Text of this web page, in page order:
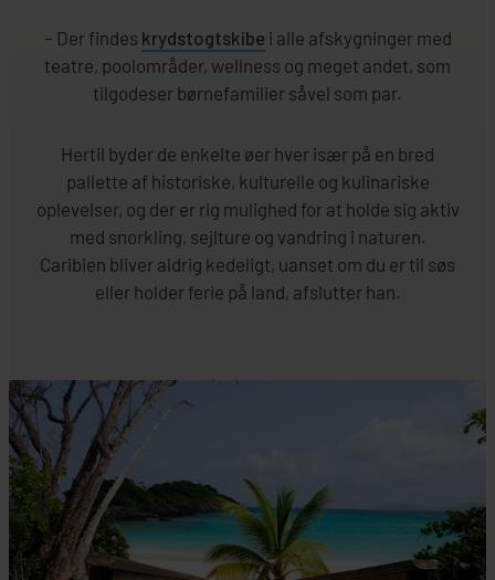
– Der findes krydstogtskibe i alle afskygninger med
teatre, poolområder, wellness og meget andet, som
tilgodeser børnefamilier såvel som par.
Hertil byder de enkelte øer hver især på en bred
pallette af historiske, kulturelle og kulinariske
oplevelser, og der er rig mulighed for at holde sig aktiv
med snorkling, sejlture og vandring i naturen.
Caribien bliver aldrig kedeligt, uanset om du er til søs
eller holder ferie på land, afslutter han.